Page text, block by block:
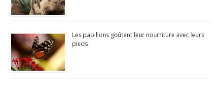
Les papillons goûtent leur nourriture avec leurs
pieds